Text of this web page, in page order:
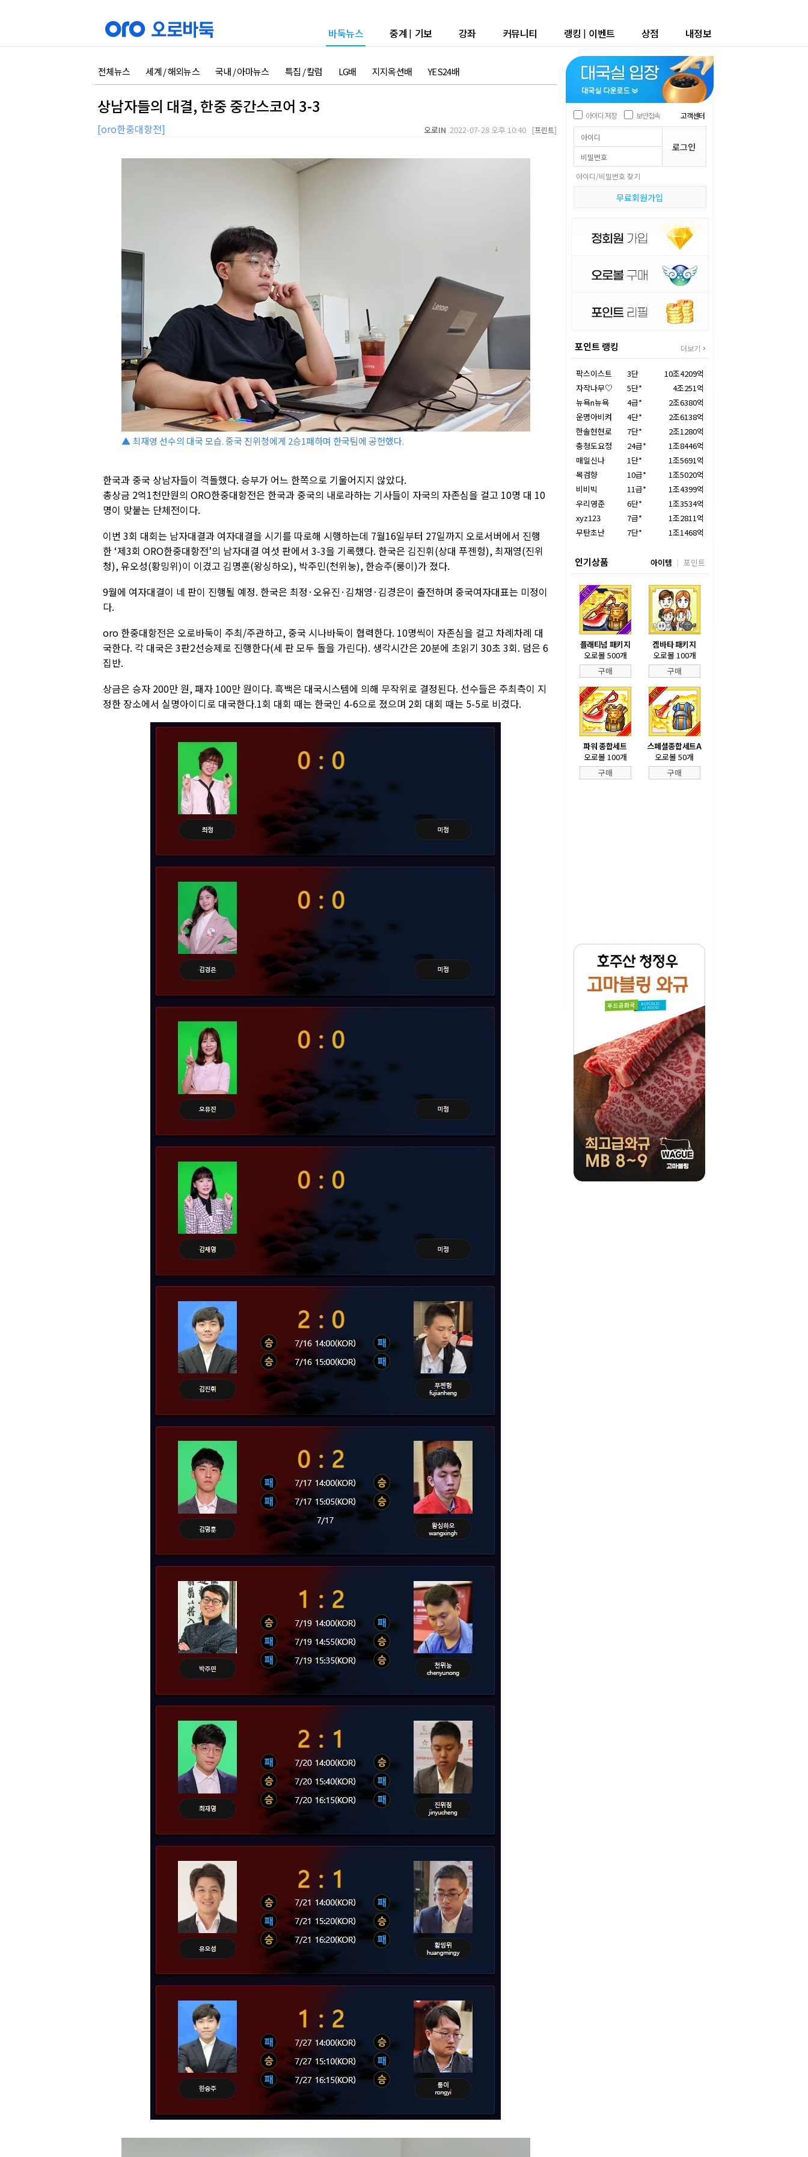
바둑뉴스 중계 | 기보 강좌 커뮤니티 랭킹 | 이벤트 상점 내정보
전체뉴스 세계 / 해외뉴스 국내 / 아마뉴스 특집 / 칼럼 LG배 지지옥션배 YES24배
상남자들의 대결, 한중 중간스코어 3-3
[oro한중대항전] 오로IN 2022-07-28 오후 10:40 [프린트]
▲ 최재영 선수의 대국 모습. 중국 진위청에게 2승1패하며 한국팀에 공헌했다.
한국과 중국 상남자들이 격돌했다. 승부가 어느 한쪽으로 기울어지지 않았다.
총상금 2억1천만원의 ORO한중대항전은 한국과 중국의 내로라하는 기사들이 자국의 자존심을 걸고 10명 대 10
명이 맞붙는 단체전이다.
이번 3회 대회는 남자대결과 여자대결을 시기를 따로해 시행하는데 7월16일부터 27일까지 오로서버에서 진행
한 ‘제3회 ORO한중대항전’의 남자대결 여섯 판에서 3-3을 기록했다. 한국은 김진휘(상대 푸젠헝), 최재영(진위
청), 유오성(황밍위)이 이겼고 김명훈(왕싱하오), 박주민(천위눙), 한승주(룽이)가 졌다.
9월에 여자대결이 네 판이 진행될 예정. 한국은 최정·오유진·김채영·김경은이 출전하며 중국여자대표는 미정이
다.
oro 한중대항전은 오로바둑이 주최/주관하고, 중국 시나바둑이 협력한다. 10명씩이 자존심을 걸고 차례차례 대
국한다. 각 대국은 3판2선승제로 진행한다(세 판 모두 돌을 가린다). 생각시간은 20분에 초읽기 30초 3회. 덤은 6
집반.
상금은 승자 200만 원, 패자 100만 원이다. 흑백은 대국시스템에 의해 무작위로 결정된다. 선수들은 주최측이 지
정한 장소에서 실명아이디로 대국한다.1회 대회 때는 한국인 4-6으로 졌으며 2회 대회 때는 5-5로 비겼다.
아이디 저장 보안접속 고객센터
아이디/비밀번호 찾기
무료회원가입
포인트 랭킹 더보기
팍스이스트 3단
10조4209억
자작나무♡
5단*
4조251억
뉴욕n뉴욕
4급*
2조6380억
운명아비켜
4단*
2조6138억
한솔현현로
7단*
2조1280억
충청도요정
24급*
1조8446억
매일신나
1단*
1조5691억
목검향
10급*
1조5020억
비비빅
11급*
1조4399억
우리영준
6단*
1조3534억
xyz123
7급*
1조2811억
무탄초난
7단* 1조1468억
인기상품 아이템 포인트
플래티넘 패키지
오로볼 500개
구매
겜바타 패키지
오로볼 100개
구매
파워 종합세트
오로볼 100개
구매
스페셜종합세트A
오로볼 50개
구매